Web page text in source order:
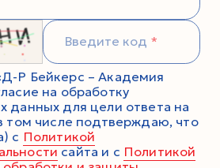
Введите код
Р Бейкерс – Академия
на обработку
данных для цели ответа на
том числе подтверждаю, что
с Политикой
сайта и с Политикой